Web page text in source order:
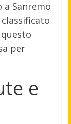
a Sanremo
per
e